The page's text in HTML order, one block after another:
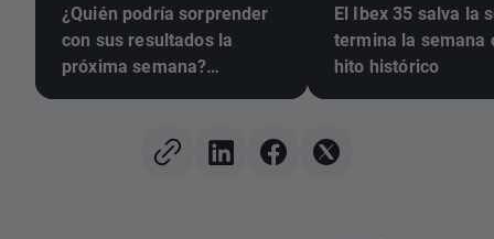
¿Quién podría sorprender
con sus resultados la
próxima semana?
El Ibex 35 salva la
termina la semana
hito histórico